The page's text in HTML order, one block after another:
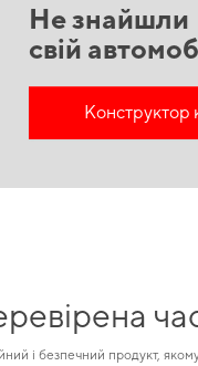
Не знайшли
свій
Конструктор
і безпечний продукт,